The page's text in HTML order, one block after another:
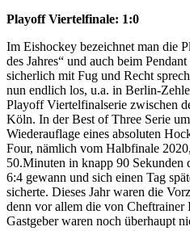
Playoff Viertelfinale: 1:0
Im Eishockey bezeichnet man die
des Jahres“ und auch beim
sicherlich mit Fug und Recht
nun endlich los, u.a. in Berlin-
Playoff Viertelfinalserie zwischen
Köln. In der Best of Three Serie
Wiederauflage eines absoluten
Four, nämlich vom Halbfinale
50.Minuten in knapp 90 Sekunden
6:4 gewann und sich einen Tag
sicherte. Dieses Jahr waren die
denn vor allem die von Cheftrainer
Gastgeber waren noch überhaupt